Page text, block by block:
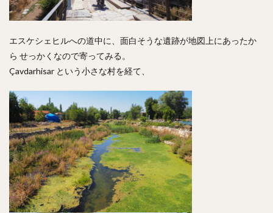
エスケシェヒルへの道中に、面白そうな遺跡が地図上にあったか
ら せっかくなので寄ってみる。
Çavdarhisar という小さな村を経て、